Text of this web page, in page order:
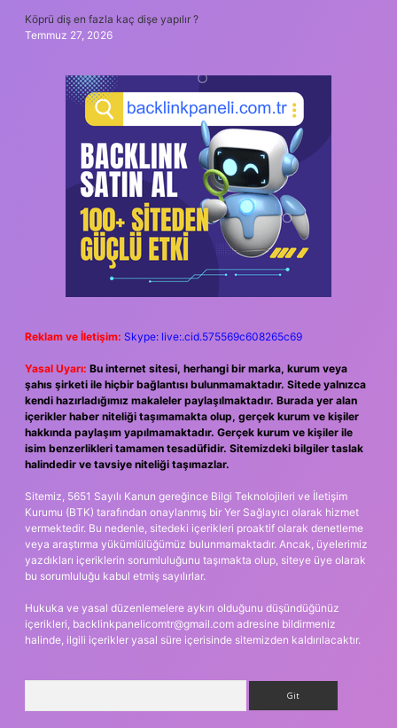
Köprü diş en fazla kaç dişe yapılır ?
Temmuz 27, 2026
Reklam ve İletişim: Skype: live:.cid.575569c608265c69
Yasal Uyarı: Bu internet sitesi, herhangi bir marka, kurum veya
şahıs şirketi ile hiçbir bağlantısı bulunmamaktadır. Sitede yalnızca
kendi hazırladığımız makaleler paylaşılmaktadır. Burada yer alan
içerikler haber niteliği taşımamakta olup, gerçek kurum ve kişiler
hakkında paylaşım yapılmamaktadır. Gerçek kurum ve kişiler ile
isim benzerlikleri tamamen tesadüfidir. Sitemizdeki bilgiler taslak
halindedir ve tavsiye niteliği taşımazlar.
Sitemiz, 5651 Sayılı Kanun gereğince Bilgi Teknolojileri ve İletişim
Kurumu (BTK) tarafından onaylanmış bir Yer Sağlayıcı olarak hizmet
vermektedir. Bu nedenle, sitedeki içerikleri proaktif olarak denetleme
veya araştırma yükümlülüğümüz bulunmamaktadır. Ancak, üyelerimiz
yazdıkları içeriklerin sorumluluğunu taşımakta olup, siteye üye olarak
bu sorumluluğu kabul etmiş sayılırlar.
Hukuka ve yasal düzenlemelere aykırı olduğunu düşündüğünüz
içerikleri, backlinkpanelicomtr@gmail.com adresine bildirmeniz
halinde, ilgili içerikler yasal süre içerisinde sitemizden kaldırılacaktır.